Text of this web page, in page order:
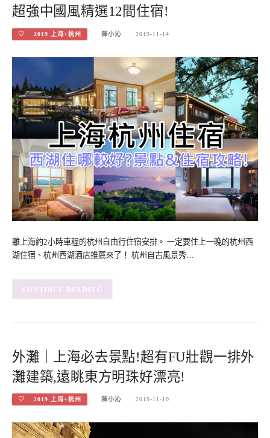
超強中國風精選12間住宿!
♡ 2019 上海+杭州 陳小沁 2019-11-14
離上海約2小時車程的杭州自由行住宿安排。 一定要住上一晚的杭州西
湖住宿、杭州西湖酒店推薦來了！ 杭州自古風景秀…
CONTINUE READING
外灘｜上海必去景點!超有FU壯觀一排外
灘建築,遠眺東方明珠好漂亮!
♡ 2019 上海+杭州 陳小沁 2019-11-10